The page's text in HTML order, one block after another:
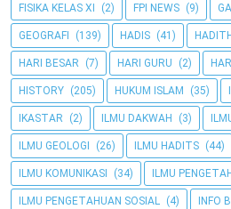
FISIKA KELAS XI (2) FPI NEWS (9)
GEOGRAFI (139) HADIS (41)
HARI BESAR (7) HARI GURU (2)
HISTORY (205) HUKUM ISLAM (35)
IKASTAR (2) ILMU DAKWAH (3)
ILMU GEOLOGI (26) ILMU HADITS (44)
ILMU KOMUNIKASI (34) ILMU
ILMU PENGETAHUAN SOSIAL (4) INFO